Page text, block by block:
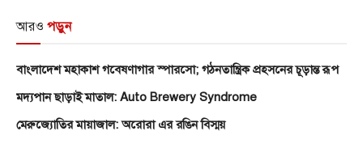
আরও পড়ুন
বাংলাদেশ মহাকাশ গবেষণাগার স্পারসো; গঠনতান্ত্রিক প্রহসনের চূড়ান্ত রূপ
মদ্যপান ছাড়াই মাতাল: Auto Brewery Syndrome
মেরুজ্যোতির মায়াজাল: অরোরা এর রঙিন বিস্ময়